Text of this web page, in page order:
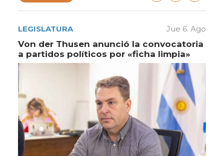
LEGISLATURA Jue 6. Ago
Von der Thusen anunció la convocatoria
a partidos políticos por «ficha limpia»